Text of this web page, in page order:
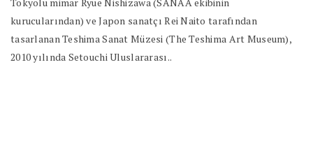
kurucularından) ve Japon sanatçı Rei Naito tarafından
tasarlanan Teshima Sanat Müzesi (The Teshima Art Museum),
2010 yılında Setouchi Uluslararası..